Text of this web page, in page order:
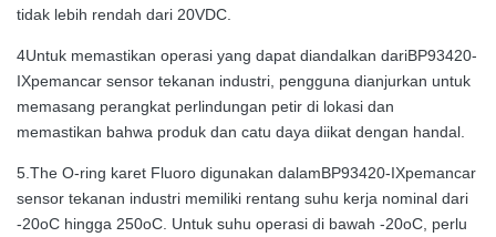
tidak lebih rendah dari 20VDC.
4Untuk memastikan operasi yang dapat diandalkan dariBP93420-
IXpemancar sensor tekanan industri, pengguna dianjurkan untuk
memasang perangkat perlindungan petir di lokasi dan
memastikan bahwa produk dan catu daya diikat dengan handal.
5.The O-ring karet Fluoro digunakan dalamBP93420-IXpemancar
sensor tekanan industri memiliki rentang suhu kerja nominal dari
-20oC hingga 250oC. Untuk suhu operasi di bawah -20oC, perlu